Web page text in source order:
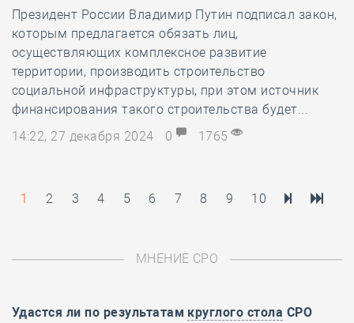
Президент России Владимир Путин подписал закон,
которым предлагается обязать лиц,
осуществляющих комплексное развитие
территории, производить строительство
социальной инфраструктуры, при этом источник
финансирования такого строительства будет...
14:22, 27 декабря 2024
0 1765
1 2 3 4 5 6 7 8 9 10
МНЕНИЕ СРО
Удастся ли по результатам круглого стола СРО